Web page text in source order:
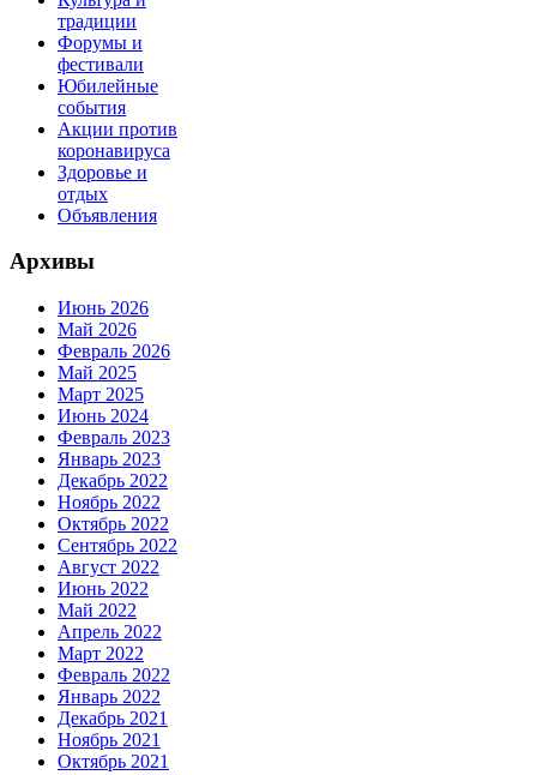
традиции
Форумы и
фестивали
Юбилейные
события
Акции против
коронавируса
Здоровье и
отдых
Объявления
Архивы
Июнь 2026
Май 2026
Февраль 2026
Май 2025
Март 2025
Июнь 2024
Февраль 2023
Январь 2023
Декабрь 2022
Ноябрь 2022
Октябрь 2022
Сентябрь 2022
Август 2022
Июнь 2022
Май 2022
Апрель 2022
Март 2022
Февраль 2022
Январь 2022
Декабрь 2021
Ноябрь 2021
Октябрь 2021